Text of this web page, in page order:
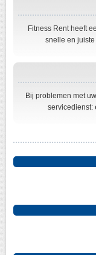
Fitness Rent heeft
snelle en
Bij problemen met
servicedienst: